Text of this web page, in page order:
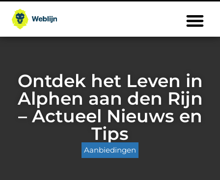
Ontdek het Leven in
Alphen aan den Rijn
– Actueel Nieuws en
Tips
Aanbiedingen